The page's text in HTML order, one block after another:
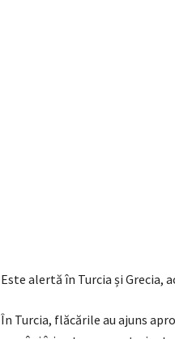
Este alertă în Turcia și Grecia,
În Turcia, flăcările au ajuns